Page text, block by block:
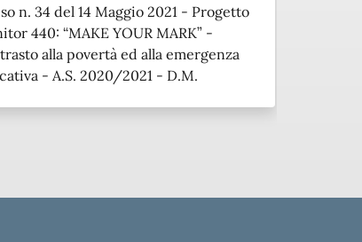
n. 34 del 14 Maggio 2021 - Progetto
440: “MAKE YOUR MARK” -
alla povertà ed alla emergenza
- A.S. 2020/2021 - D.M.